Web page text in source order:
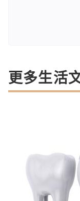
更多生活